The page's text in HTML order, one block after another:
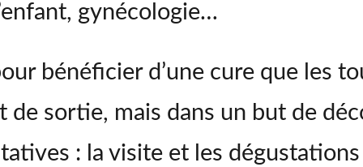
gynécologie…
bénéficier d’une cure que les
de sortie, mais dans un but de
: la visite et les dégustations